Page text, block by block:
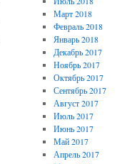
Март 2018
Февраль 2018
Январь 2018
Декабрь 2017
Ноябрь 2017
Октябрь 2017
Сентябрь 2017
Август 2017
Июль 2017
Июнь 2017
Май 2017
Апрель 2017